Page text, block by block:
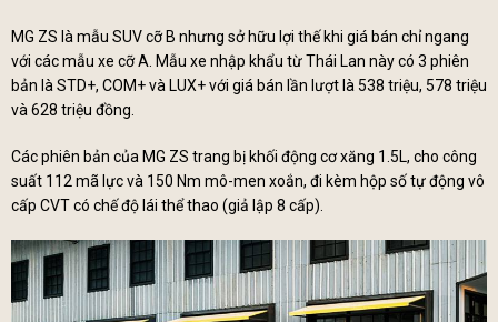
MG ZS là mẫu SUV cỡ B nhưng sở hữu lợi thế khi giá bán chỉ ngang
với các mẫu xe cỡ A. Mẫu xe nhập khẩu từ Thái Lan này có 3 phiên
bản là STD+, COM+ và LUX+ với giá bán lần lượt là 538 triệu, 578 triệu
và 628 triệu đồng.
Các phiên bản của MG ZS trang bị khối động cơ xăng 1.5L, cho công
suất 112 mã lực và 150 Nm mô-men xoắn, đi kèm hộp số tự động vô
cấp CVT có chế độ lái thể thao (giả lập 8 cấp).